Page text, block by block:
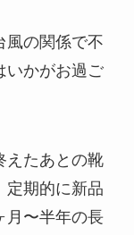
風の関係で不
いかがお過ご
えたあとの靴
定期的に新品
月〜半年の長